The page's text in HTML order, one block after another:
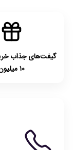
گیفت‌های جذاب
۱۰ میلیون